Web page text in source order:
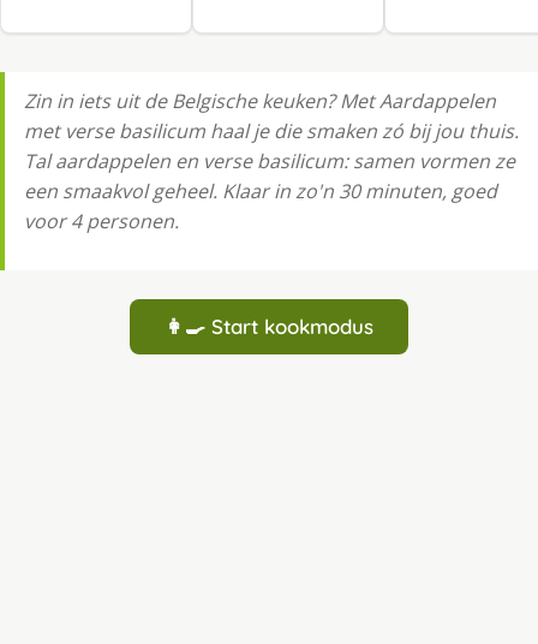
Zin in iets uit de Belgische keuken? Met Aardappelen
met verse basilicum haal je die smaken zó bij jou thuis.
Tal aardappelen en verse basilicum: samen vormen ze
een smaakvol geheel. Klaar in zo'n 30 minuten, goed
voor 4 personen.
👩‍🍳 Start kookmodus